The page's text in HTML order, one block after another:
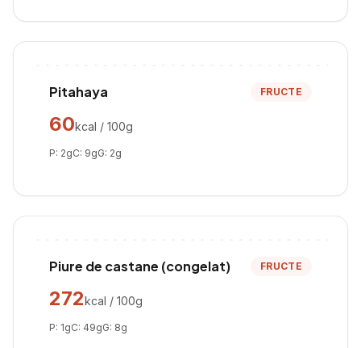
Pitahaya FRUCTE
60kcal / 100g
P: 2gC: 9gG: 2g
Piure de castane (congelat) FRUCTE
272kcal / 100g
P: 1gC: 49gG: 8g